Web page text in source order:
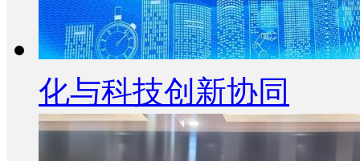
化与科技创新协同